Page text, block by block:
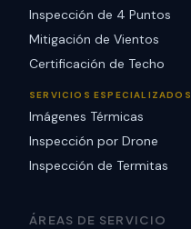
Inspección de 4 Puntos
Mitigación de Vientos
Certificación de Techo
SERVICIOS ESPECIALIZADOS
Imágenes Térmicas
Inspección por Drone
Inspección de Termitas
ÁREAS DE SERVICIO